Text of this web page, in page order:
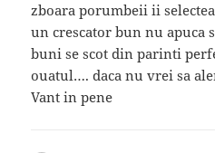
zboara porumbeii ii
un crescator bun nu apuca
buni se scot din parinti
ouatul…. daca nu vrei sa
Vant in pene